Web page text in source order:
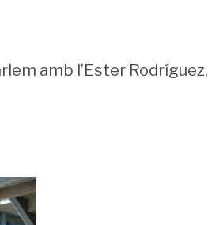
amb l’Ester Rodríguez,